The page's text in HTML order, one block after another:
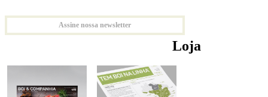
Assine nossa newsletter
Loja